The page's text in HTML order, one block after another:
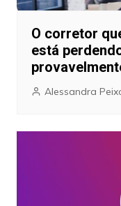
O corretor
está
Alessandra